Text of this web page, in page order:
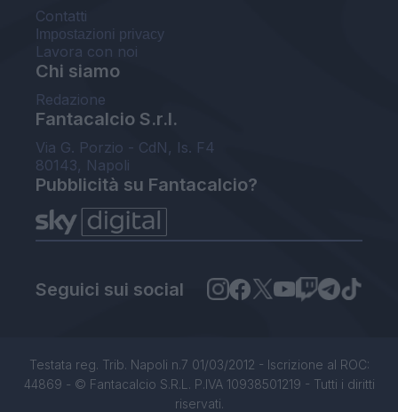
Contatti
Impostazioni privacy
Lavora con noi
Chi siamo
Redazione
Fantacalcio S.r.l.
Via G. Porzio - CdN, Is. F4
80143, Napoli
Pubblicità su Fantacalcio?
Seguici sui social
Testata reg. Trib. Napoli n.7 01/03/2012 - Iscrizione al ROC:
44869 - © Fantacalcio S.R.L. P.IVA 10938501219 - Tutti i diritti
riservati.